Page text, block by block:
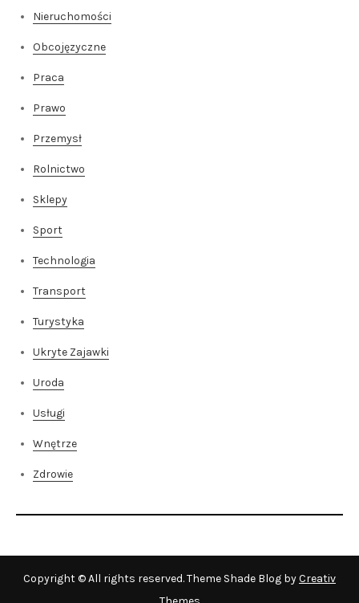
Nieruchomości
Obcojęzyczne
Praca
Prawo
Przemysł
Rolnictwo
Sklepy
Sport
Technologia
Transport
Turystyka
Ukryte Zajawki
Uroda
Usługi
Wnętrze
Zdrowie
Copyright © All rights reserved. Theme Shade Blog byCreativ